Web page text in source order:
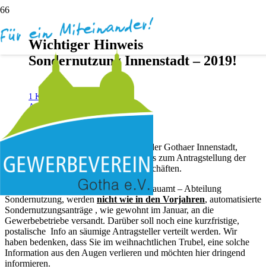
Wichtiger Hinweis
Sondernutzung Innenstadt – 2019!
vor 8 Jahren
1 Kommentar
Andreas Dötsch
Werte Händler und Gewerbetreibende der Gothaer Innenstadt,
anbei finden Sie einen wichtige Hinweis zum Antragstellung der
Sondernutzung vor Ihren Innenstadtgeschäften.
Nach Dialog mit der Dezernat II / Tiefbauamt – Abteilung
Sondernutzung, werden nicht wie in den Vorjahren, automatisierte
Sondernutzungsanträge , wie gewohnt im Januar, an die
Gewerbebetriebe versandt. Darüber soll noch eine kurzfristige,
postalische Info an säumige Antragsteller verteilt werden. Wir
haben bedenken, dass Sie im weihnachtlichen Trubel, eine solche
Information aus den Augen verlieren und möchten hier dringend
informieren.